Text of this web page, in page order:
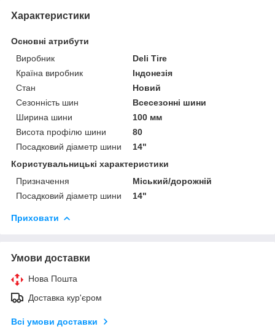
Характеристики
Основні атрибути
Виробник
Deli Tire
Країна виробник
Індонезія
Стан
Новий
Сезонність шин
Всесезонні шини
Ширина шини
100 мм
Висота профілю шини
80
Посадковий діаметр шини
14"
Користувальницькі характеристики
Призначення
Міський/дорожній
Посадковий діаметр шини
14"
Приховати
Умови доставки
Нова Пошта
Доставка кур'єром
Всі умови доставки